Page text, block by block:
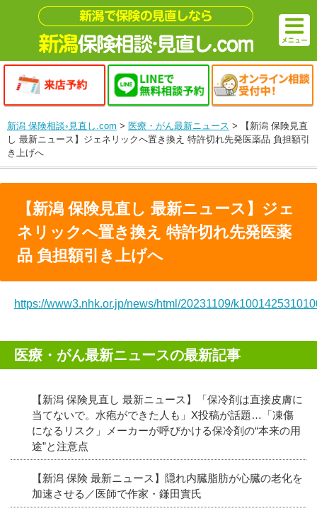
新潟 保険相談◦見直し.com > 医療・がん最新ニュース >
【新潟 保険見直
し 最新ニュース】ジェネリックへ置き換え 特許切れ先発医薬品 負担額引
き上げへ
【新潟 保険見直し 最新ニュース】ジェ
ネリックへ置き換え 特許切れ先発医薬
品 負担額引き上げへ
https://www3.nhk.or.jp/news/html/20231109/
医療・がん最新ニュースの最新記事
【新潟 保険見直し 最新ニュース】「保冷剤は直接皮膚に
当てないで。水疱ができた人も」X投稿が話題…「凍傷
になるリスク」メーカーが呼びかける保冷剤の“本来の用
途”と注意点
【新潟 保険 最新ニュース】隠れ内臓脂肪が心臓の老化を
加速させる／医師で作家・鎌田實氏